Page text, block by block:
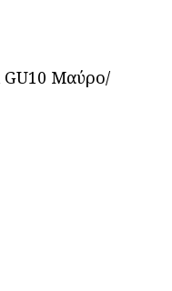
GU10 Μαύρο/